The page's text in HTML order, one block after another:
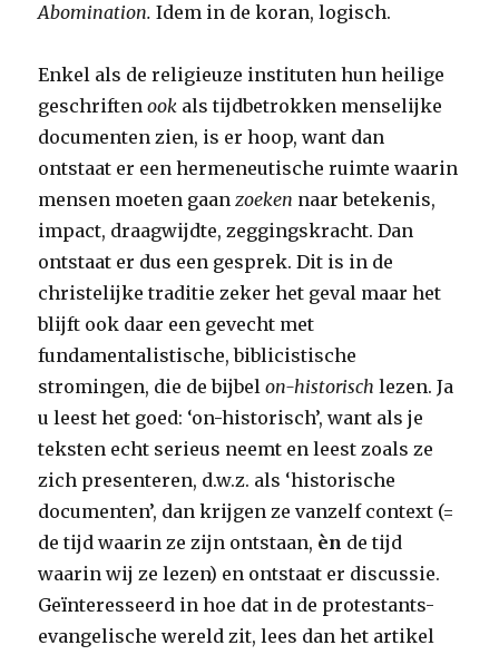
Abomination.Idem in de koran, logisch.
Enkel als de religieuze instituten hun heilige
geschriftenook als tijdbetrokken menselijke
documenten zien, is er hoop, want dan
ontstaat er een hermeneutische ruimte waarin
mensen moeten gaanzoeken naar betekenis,
impact, draagwijdte, zeggingskracht. Dan
ontstaat er dus een gesprek. Dit is in de
christelijke traditie zeker het geval maar het
blijft ook daar een gevecht met
fundamentalistische, biblicistische
stromingen, die de bijbelon-historischlezen. Ja
u leest het goed: ‘on-historisch’, want als je
teksten echt serieus neemt en leest zoals ze
zich presenteren, d.w.z. als ‘historische
documenten’, dan krijgen ze vanzelf context (=
de tijd waarin ze zijn ontstaan, èn de tijd
waarin wij ze lezen) en ontstaat er discussie.
Geïnteresseerd in hoe dat in de protestants-
evangelische wereld zit, lees dan het artikel